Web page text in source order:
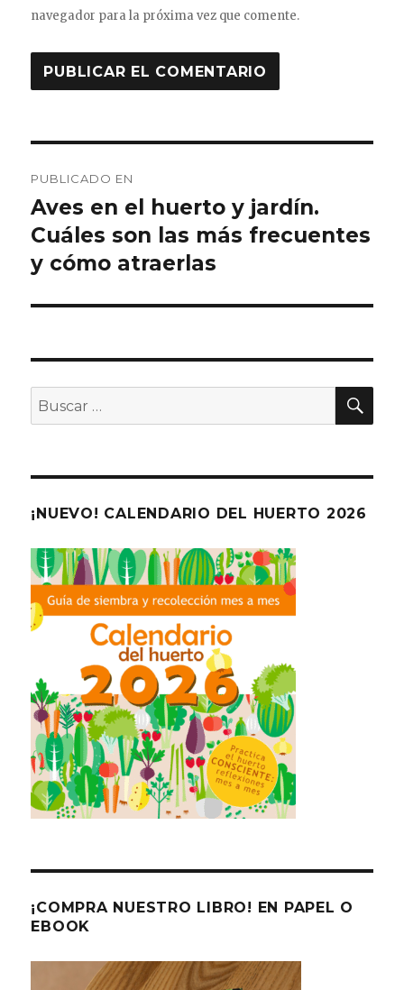
navegador para la próxima vez que comente.
de
entradas
PUBLICADO EN
Aves en el huerto y jardín.
Cuáles son las más frecuentes
y cómo atraerlas
Buscar
por:
¡NUEVO! CALENDARIO DEL HUERTO 2026
¡COMPRA NUESTRO LIBRO! EN PAPEL O
EBOOK